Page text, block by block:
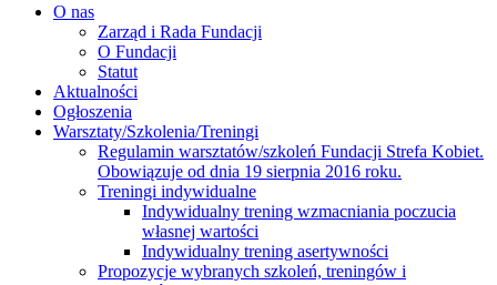
O nas
Zarząd i Rada Fundacji
O Fundacji
Statut
Aktualności
Ogłoszenia
Warsztaty/Szkolenia/Treningi
Regulamin warsztatów/szkoleń Fundacji Strefa Kobiet.
Obowiązuje od dnia 19 sierpnia 2016 roku.
Treningi indywidualne
Indywidualny trening wzmacniania poczucia
własnej wartości
Indywidualny trening asertywności
Propozycje wybranych szkoleń, treningów i